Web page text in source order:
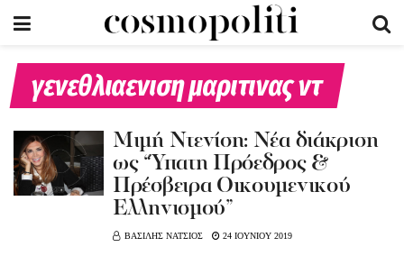
γενεθλιαενιση μαριτινας ντ
Μιμή Ντενίση: Νέα διάκριση
ως “Ύπατη Πρόεδρος &
Πρέσβειρα Οικουμενικού
Ελληνισμού”
ΒΑΣΙΛΗΣ ΝΑΤΣΙΟΣ 24 ΙΟΥΝΙΟΥ 2019